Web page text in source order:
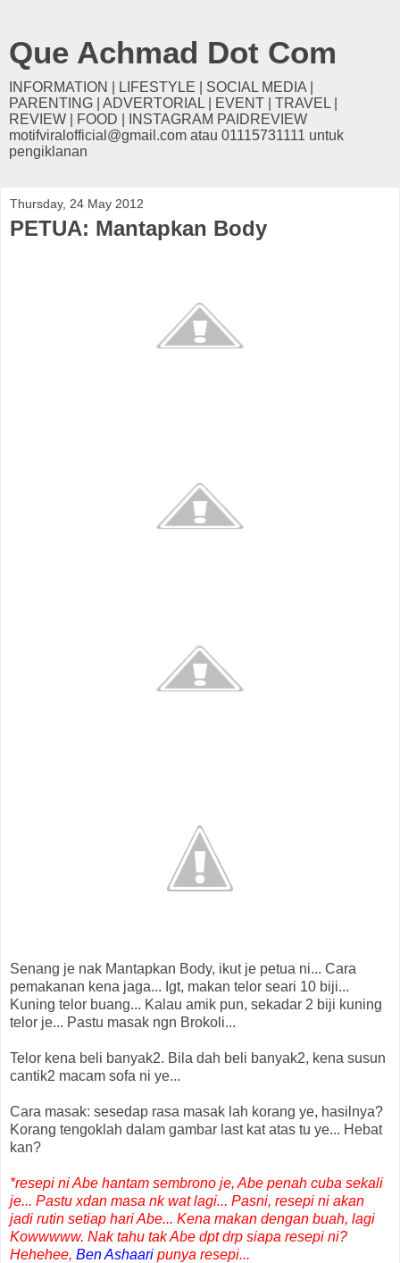
Que Achmad Dot Com
INFORMATION | LIFESTYLE | SOCIAL MEDIA |
PARENTING | ADVERTORIAL | EVENT | TRAVEL |
REVIEW | FOOD | INSTAGRAM PAIDREVIEW
motifviralofficial@gmail.com atau 01115731111 untuk
pengiklanan
Thursday, 24 May 2012
PETUA: Mantapkan Body
Senang je nak Mantapkan Body, ikut je petua ni... Cara
pemakanan kena jaga... Igt, makan telor seari 10 biji...
Kuning telor buang... Kalau amik pun, sekadar 2 biji kuning
telor je... Pastu masak ngn Brokoli...
Telor kena beli banyak2. Bila dah beli banyak2, kena susun
cantik2 macam sofa ni ye...
Cara masak: sesedap rasa masak lah korang ye, hasilnya?
Korang tengoklah dalam gambar last kat atas tu ye... Hebat
kan?
*resepi ni Abe hantam sembrono je, Abe penah cuba sekali
je... Pastu xdan masa nk wat lagi... Pasni, resepi ni akan
jadi rutin setiap hari Abe... Kena makan dengan buah, lagi
Kowwwww. Nak tahu tak Abe dpt drp siapa resepi ni?
Hehehee, Ben Ashaari punya resepi...